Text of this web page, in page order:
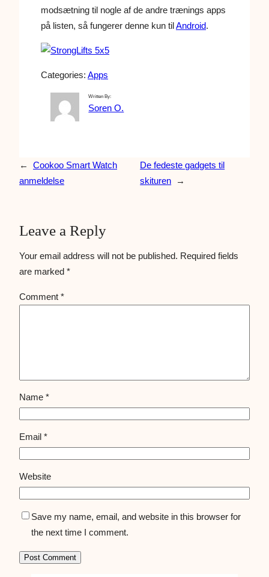
modsætning til nogle af de andre trænings apps
på listen, så fungerer denne kun tilAndroid.
Categories: Apps
Written By:
Soren O.
←
Cookoo Smart Watch
anmeldelse
De fedeste gadgets til
skituren
→
Leave a Reply
Your email address will not be published. Required fields
are marked *
Comment *
Name *
Email *
Website
Save my name, email, and website in this browser for
the next time I comment.